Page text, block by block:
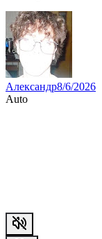
Александр8/6/2026
Auto